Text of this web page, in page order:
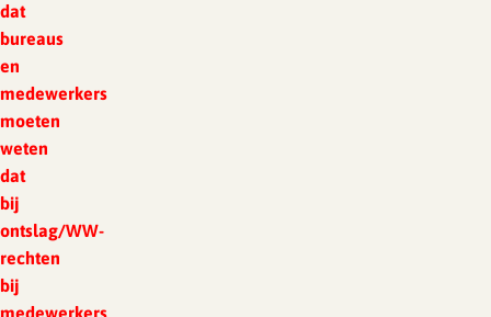
dat
bureaus
en
medewerkers
moeten
weten
dat
bij
ontslag/WW-
rechten
bij
medewerkers